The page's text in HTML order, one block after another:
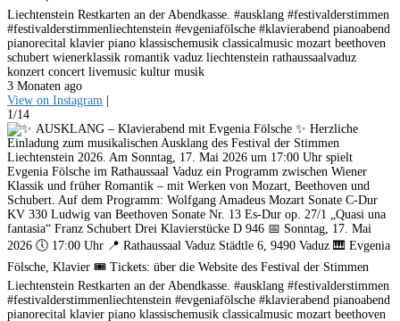
Liechtenstein Restkarten an der Abendkasse. #ausklang #festivalderstimmen
#festivalderstimmenliechtenstein #evgeniafölsche #klavierabend pianoabend
pianorecital klavier piano klassischemusik classicalmusic mozart beethoven
schubert wienerklassik romantik vaduz liechtenstein rathaussaalvaduz
konzert concert livemusic kultur musik
3 Monaten ago
View on Instagram
1/14